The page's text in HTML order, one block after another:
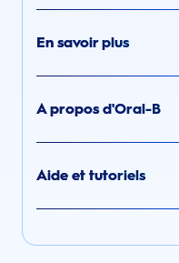
En savoir plus
A propos d'Oral-B
Aide et tutoriels